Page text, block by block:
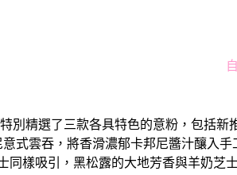
別精選了三款各具特⾊的意粉，包括
式雲吞，將香滑濃郁卡邦尼醬汁釀入
同樣吸引，⿊松露的⼤地芳香與⽺奶芝